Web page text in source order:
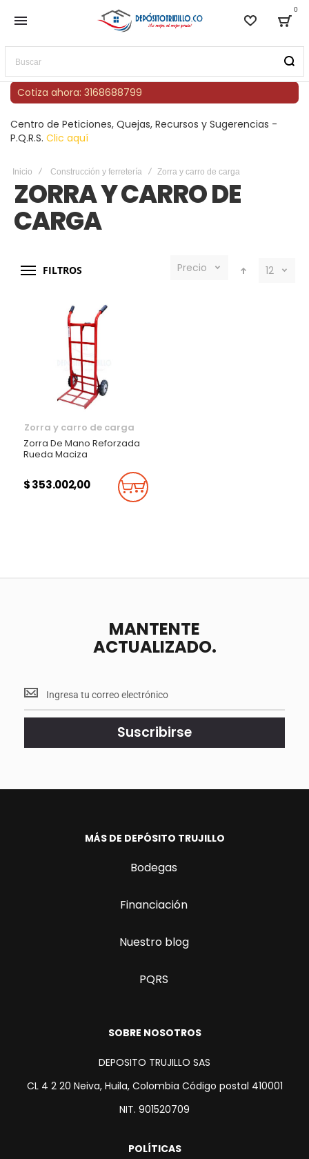
Lista de
0
Buscar
Cotiza ahora: 3168688799
Centro de Peticiones, Quejas, Recursos y Sugerencias -
P.Q.R.S. Clic aquí
Inicio Construcción y ferretería Zorra y carro de carga
ZORRA Y CARRO DE
CARGA
FILTROS Precio 12
Zorra y carro de carga
Zorra De Mano Reforzada
Rueda Maciza
$ 353.002,00 Añadir Al Carrito
MANTENTE
ACTUALIZADO.
Mantente
<br>
actualizado.
Suscribirse
MÁS DE DEPÓSITO TRUJILLO
Bodegas
Financiación
Nuestro blog
PQRS
SOBRE NOSOTROS
DEPOSITO TRUJILLO SAS
CL 4 2 20 Neiva, Huila, Colombia Código postal 410001
NIT. 901520709
POLÍTICAS